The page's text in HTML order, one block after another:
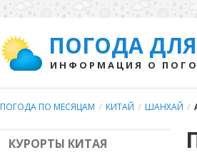
ПОГОДА
ИНФОРМАЦИЯ О
ПОГОДА ПО МЕСЯЦАМ / КИТАЙ / ШАНХАЙ /
КУРОРТЫ КИТАЯ